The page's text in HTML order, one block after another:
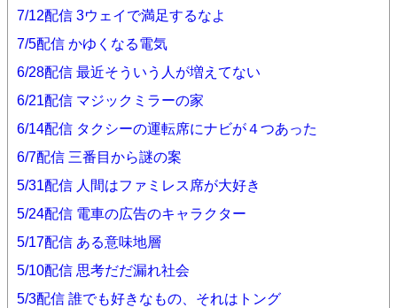
7/12配信 3ウェイで満足するなよ
7/5配信 かゆくなる電気
6/28配信 最近そういう人が増えてない
6/21配信 マジックミラーの家
6/14配信 タクシーの運転席にナビが４つあった
6/7配信 三番目から謎の案
5/31配信 人間はファミレス席が大好き
5/24配信 電車の広告のキャラクター
5/17配信 ある意味地層
5/10配信 思考だだ漏れ社会
5/3配信 誰でも好きなもの、それはトング